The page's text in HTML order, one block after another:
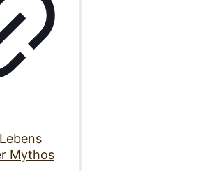
Mythos